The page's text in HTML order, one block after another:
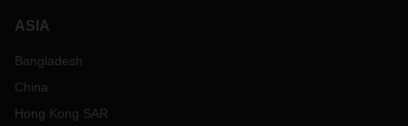
ASIA
Bangladesh
China
Hong Kong SAR